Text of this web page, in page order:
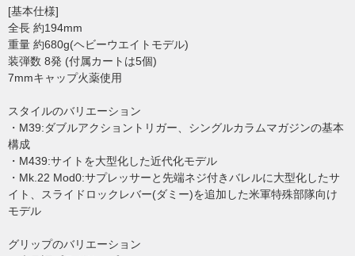
[基本仕様]
全長 約194mm
重量 約680g(ヘビーウエイトモデル)
装弾数 8発 (付属カートは5個)
7mmキャップ火薬使用
スタイルのバリエーション
・M39:ダブルアクショントリガー、シングルカラムマガジンの基本
構成
・M439:サイトを大型化した近代化モデル
・Mk.22 Mod0:サプレッサーと先端ネジ付きバレルに大型化したサ
イト、スライドロックレバー(ダミー)を追加した米軍特殊部隊向け
モデル
グリップのバリエーション